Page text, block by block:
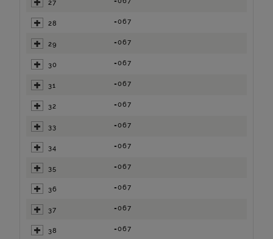
27
28 =067
29 =067
30 =067
31 =067
32 =067
33 =067
34 =067
35 =067
36 =067
37 =067
38 =067